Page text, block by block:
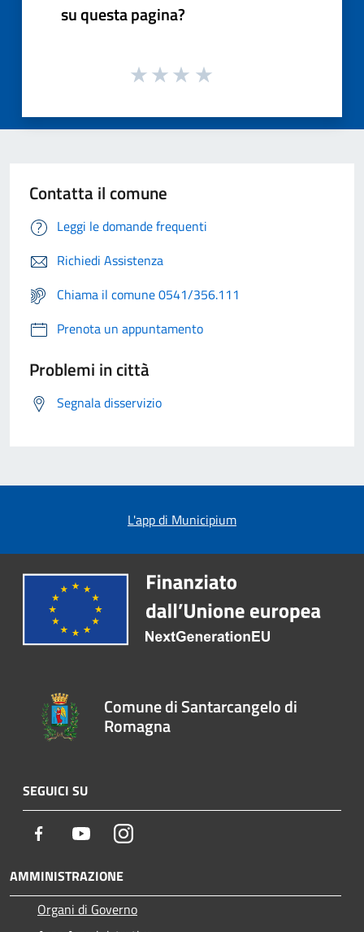
su questa pagina?
Contatta il comune
Leggi le domande frequenti
Richiedi Assistenza
Chiama il comune 0541/356.111
Prenota un appuntamento
Problemi in città
Segnala disservizio
L'app di Municipium
Comune di Santarcangelo di
Romagna
SEGUICI SU
Facebook YoutubeInstagram
AMMINISTRAZIONE
Organi di Governo